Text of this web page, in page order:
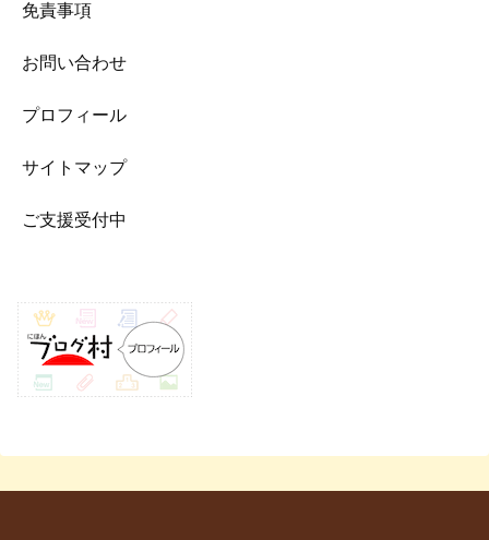
免責事項
お問い合わせ
プロフィール
サイトマップ
ご支援受付中